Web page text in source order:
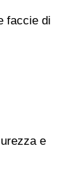
faccie di
e